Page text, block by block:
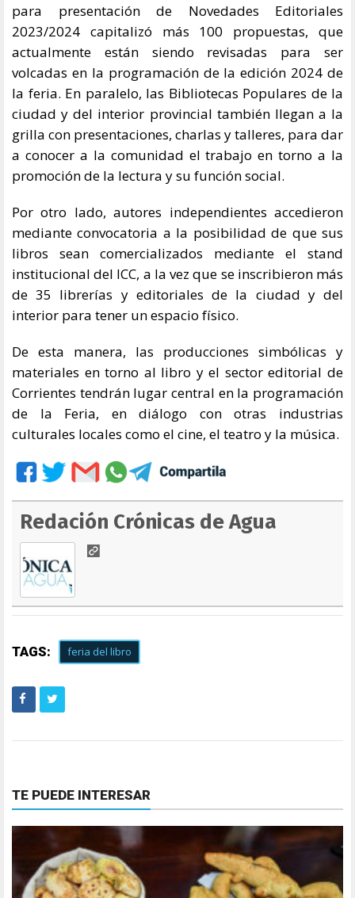
para presentación de Novedades Editoriales
2023/2024 capitalizó más 100 propuestas, que
actualmente están siendo revisadas para ser
volcadas en la programación de la edición 2024 de
la feria. En paralelo, las Bibliotecas Populares de la
ciudad y del interior provincial también llegan a la
grilla con presentaciones, charlas y talleres, para dar
a conocer a la comunidad el trabajo en torno a la
promoción de la lectura y su función social.
Por otro lado, autores independientes accedieron
mediante convocatoria a la posibilidad de que sus
libros sean comercializados mediante el stand
institucional del ICC, a la vez que se inscribieron más
de 35 librerías y editoriales de la ciudad y del
interior para tener un espacio físico.
De esta manera, las producciones simbólicas y
materiales en torno al libro y el sector editorial de
Corrientes tendrán lugar central en la programación
de la Feria, en diálogo con otras industrias
culturales locales como el cine, el teatro y la música.
Redación Crónicas de Agua
TAGS: feria del libro
TE PUEDE INTERESAR